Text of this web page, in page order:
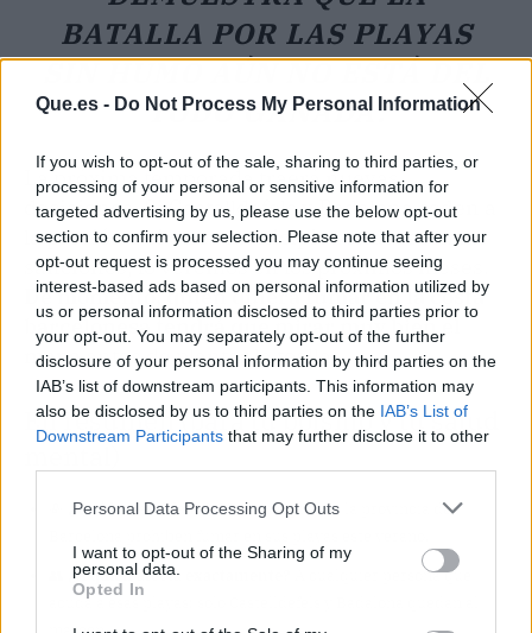
Que.es - Do Not Process My Personal Information
If you wish to opt-out of the sale, sharing to third parties, or
processing of your personal or sensitive information for
targeted advertising by us, please use the below opt-out
section to confirm your selection. Please note that after your
opt-out request is processed you may continue seeing
interest-based ads based on personal information utilized by
us or personal information disclosed to third parties prior to
your opt-out. You may separately opt-out of the further
disclosure of your personal information by third parties on the
IAB’s list of downstream participants. This information may
also be disclosed by us to third parties on the IAB’s List of
Downstream Participants that may further disclose it to other
Personal Data Processing Opt Outs
I want to opt-out of the Sharing of my
personal data.
Opted In
BATALLA POR LAS PLAYAS
SIN HUMO AÚN NO ESTÁ DEL
TODO GANADA.
La próxima temporada traerá nuevas
decisiones. Si Castelldefels y Badalona ceden a
la presión o si otros municipios endurecen las
sanciones, lo veremos en los próximos meses.
De momento, quien quiera fumar en la costa
barcelonesa tendrá que mirar muy bien el
mapaantes de plantar la toalla.
En resumen (para tu bolsillo y tu salud
¿Qué ha cambiado?22 municipios de la provincia de
¿A quién afecta exactamente?
A cualquier persona que
acuda a esas playas; solo Castelldefels y Badalona quedan al